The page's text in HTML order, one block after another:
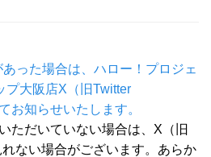
った場合は、ハロー！プロジェ
プ大阪店X（旧Twitter
お知らせいたします。
ただいていない場合は、X（旧
ない場合がございます。あらか